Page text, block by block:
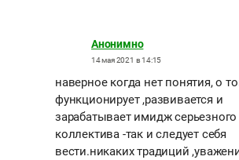
Анонимно
14 мая 2021 в 14:15
наверное когда нет понятия, о
функционирует ,развивается и
зарабатывает имидж серьезного
коллектива -так и следует себя
вести.никаких традиций